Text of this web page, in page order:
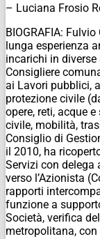
– Luciana Frosio
BIOGRAFIA:
lunga esperienza
incarichi in
Consigliere
ai Lavori pubblici,
protezione civile
opere, reti, acque
civile, mobilità,
Consiglio di
il 2010, ha
Servizi con delega
verso l’Azionista
rapporti
funzione a
Società, verifica
metropolitana,